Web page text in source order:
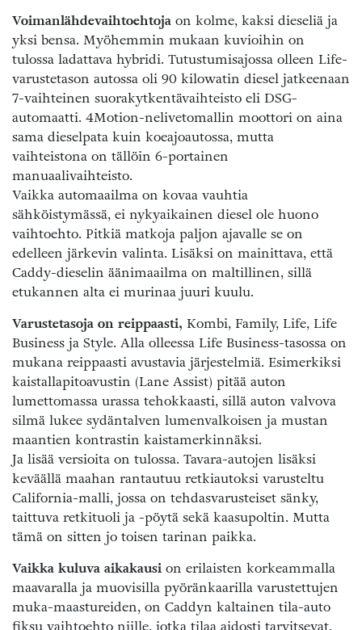
Voimanlähdevaihtoehtoja on kolme, kaksi dieseliä ja
yksi bensa. Myöhemmin mukaan kuvioihin on
tulossa ladattava hybridi. Tutustumisajossa olleen Life-
varustetason autossa oli 90 kilowatin diesel jatkeenaan
7-vaihteinen suorakytkentävaihteisto eli DSG-
automaatti. 4Motion-nelivetomallin moottori on aina
sama dieselpata kuin koeajoautossa, mutta
vaihteistona on tällöin 6-portainen
manuaalivaihteisto.
Vaikka automaailma on kovaa vauhtia
sähköistymässä, ei nykyaikainen diesel ole huono
vaihtoehto. Pitkiä matkoja paljon ajavalle se on
edelleen järkevin valinta. Lisäksi on mainittava, että
Caddy-dieselin äänimaailma on maltillinen, sillä
etukannen alta ei murinaa juuri kuulu.
Varustetasoja on reippaasti, Kombi, Family, Life, Life
Business ja Style. Alla olleessa Life Business-tasossa on
mukana reippaasti avustavia järjestelmiä. Esimerkiksi
kaistallapitoavustin (Lane Assist) pitää auton
lumettomassa urassa tehokkaasti, sillä auton valvova
silmä lukee sydäntalven lumenvalkoisen ja mustan
maantien kontrastin kaistamerkinnäksi.
Ja lisää versioita on tulossa. Tavara-autojen lisäksi
keväällä maahan rantautuu retkiautoksi varusteltu
California-malli, jossa on tehdasvarusteiset sänky,
taittuva retkituoli ja -pöytä sekä kaasupoltin. Mutta
tämä on sitten jo toisen tarinan paikka.
Vaikka kuluva aikakausi on erilaisten korkeammalla
maavaralla ja muovisilla pyöränkaarilla varustettujen
muka-maastureiden, on Caddyn kaltainen tila-auto